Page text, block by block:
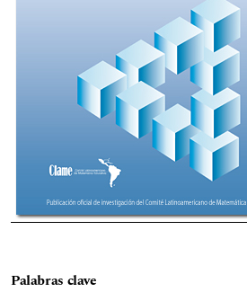
Palabras clave